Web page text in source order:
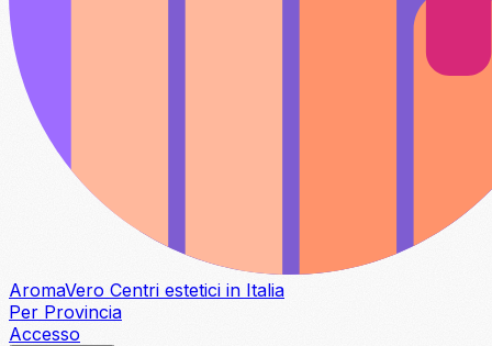
AromaVero Centri estetici in Italia
Per Provincia
Accesso